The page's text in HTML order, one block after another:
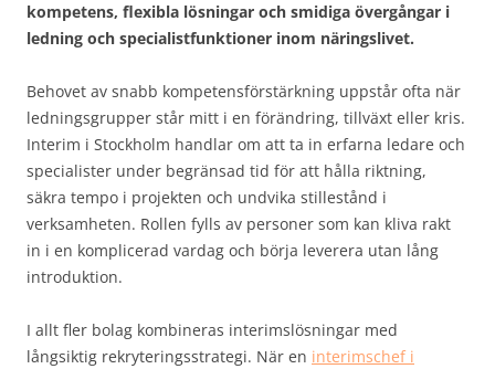
kompetens, flexibla lösningar och smidiga övergångar i
ledning och specialistfunktioner inom näringslivet.
Behovet av snabb kompetensförstärkning uppstår ofta när
ledningsgrupper står mitt i en förändring, tillväxt eller kris.
Interim i Stockholm handlar om att ta in erfarna ledare och
specialister under begränsad tid för att hålla riktning,
säkra tempo i projekten och undvika stillestånd i
verksamheten. Rollen fylls av personer som kan kliva rakt
in i en komplicerad vardag och börja leverera utan lång
introduktion.
I allt fler bolag kombineras interimslösningar med
långsiktig rekryteringsstrategi. När en interimschef i